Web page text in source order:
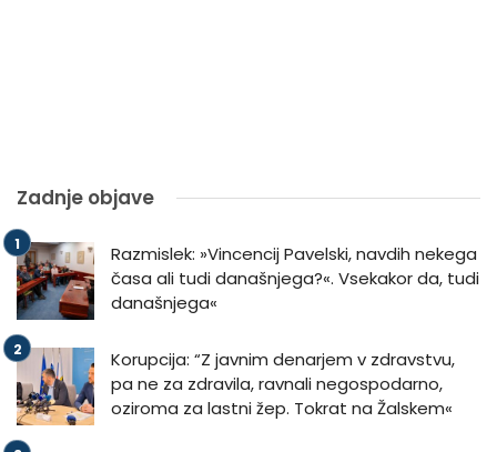
Zadnje objave
Razmislek: »Vincencij Pavelski, navdih nekega
časa ali tudi današnjega?«. Vsekakor da, tudi
današnjega«
Korupcija: “Z javnim denarjem v zdravstvu,
pa ne za zdravila, ravnali negospodarno,
oziroma za lastni žep. Tokrat na Žalskem«